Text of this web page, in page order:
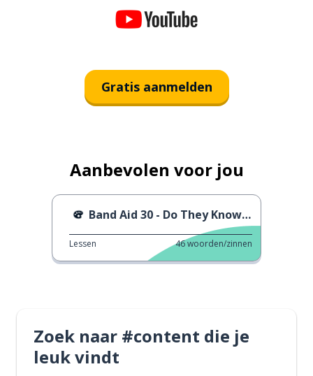
Gratis aanmelden
Aanbevolen voor jou
Band Aid 30 - Do They Know It’s Christmas?
Lessen 46woorden/zinnen
Zoek naar #content die je
leuk vindt